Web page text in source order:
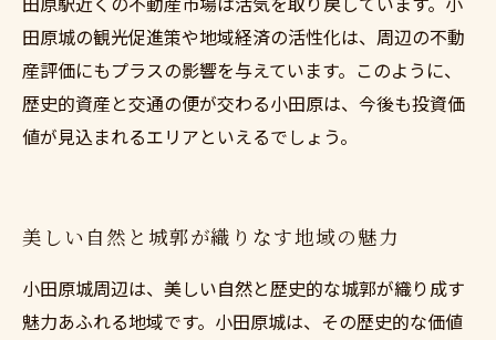
田原城の観光促進策や地域経済の活性化は、周辺の不動
産評価にもプラスの影響を与えています。このように、
歴史的資産と交通の便が交わる小田原は、今後も投資価
値が見込まれるエリアといえるでしょう。
美しい自然と城郭が織りなす地域の魅力
小田原城周辺は、美しい自然と歴史的な城郭が織り成す
魅力あふれる地域です。小田原城は、その歴史的な価値